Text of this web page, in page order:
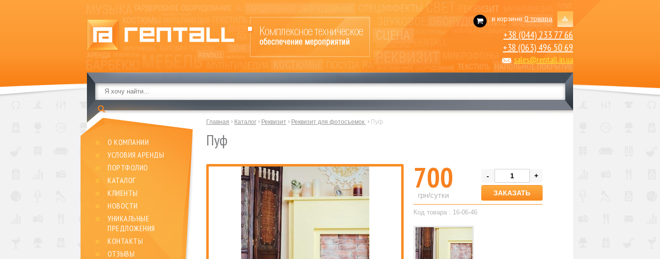
в корзине0 товара
+38 (044) 233 77 66
+38 (063) 496 50 69
sales@rentall.in.ua
О КОМПАНИИ
УСЛОВИЯ АРЕНДЫ
ПОРТФОЛИО
КАТАЛОГ
КЛИЕНТЫ
НОВОСТИ
УНИКАЛЬНЫЕ
ПРЕДЛОЖЕНИЯ
КОНТАКТЫ
ОТЗЫВЫ
Главная Каталог Реквизит Реквизит для фотосъемок Пуф
Пуф
700
грн/сутки
- +
Код товара : 16-06-46